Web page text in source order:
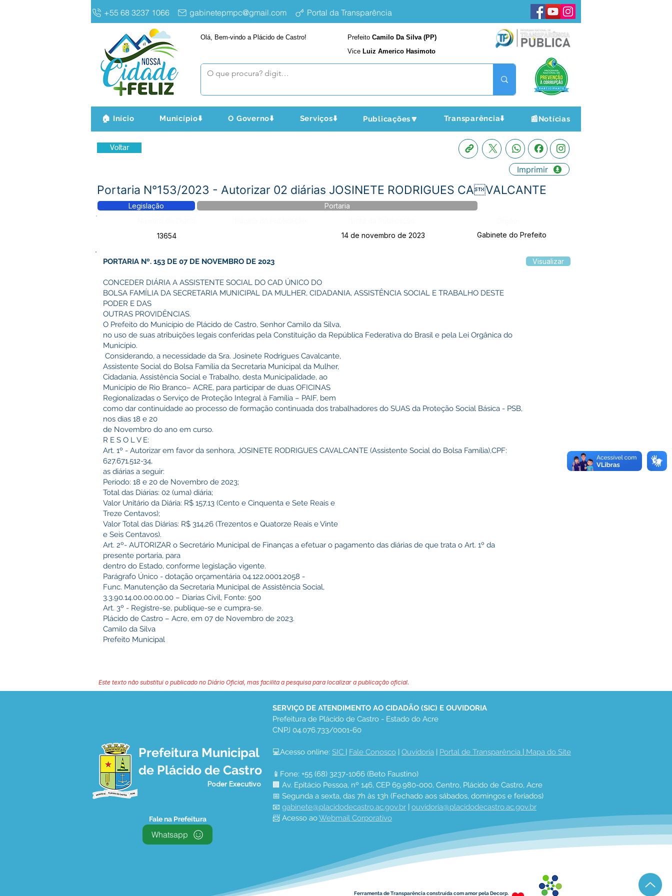
+55 68 3237 1066 gabinetepmpc@gmail.com Portal da Transparência
Olá, Bem-vindo a Plácido de Castro! Prefeito Camilo Da Silva (PP)
Vice Luiz Americo Hasimoto
🏠 Início Município⬇️ O Governo⬇️ Serviços⬇️ Publicações🔽 Transparência⬇️ 📰Notícias
Voltar
Imprimir
Portaria N°153/2023 - Autorizar 02 diárias JOSINETE RODRIGUES CAVALCANTE
Legislação
Portaria
13654
14 de novembro de 2023 Gabinete do Prefeito
PORTARIA Nº. 153 DE 07 DE NOVEMBRO DE 2023
CONCEDER DIÁRIA A ASSISTENTE SOCIAL DO CAD ÚNICO DO
BOLSA FAMÍLIA DA SECRETARIA MUNICIPAL DA MULHER, CIDADANIA, ASSISTÊNCIA SOCIAL E TRABALHO DESTE
PODER E DAS
OUTRAS PROVIDÊNCIAS.
O Prefeito do Município de Plácido de Castro, Senhor Camilo da Silva,
no uso de suas atribuições legais conferidas pela Constituição da República Federativa do Brasil e pela Lei Orgânica do
Município.
Considerando, a necessidade da Sra. Josinete Rodrigues Cavalcante,
Assistente Social do Bolsa Família da Secretaria Municipal da Mulher,
Cidadania, Assistência Social e Trabalho, desta Municipalidade, ao
Município de Rio Branco– ACRE, para participar de duas OFICINAS
Regionalizadas o Serviço de Proteção Integral à Família – PAIF, bem
como dar continuidade ao processo de formação continuada dos trabalhadores do SUAS da Proteção Social Básica - PSB,
nos dias 18 e 20
de Novembro do ano em curso.
R E S O L V E:
Art. 1º - Autorizar em favor da senhora, JOSINETE RODRIGUES CAVALCANTE (Assistente Social do Bolsa Família),CPF:
627.671.512-34,
as diárias a seguir:
Período: 18 e 20 de Novembro de 2023;
Total das Diárias: 02 (uma) diária;
Valor Unitário da Diária: R$ 157,13 (Cento e Cinquenta e Sete Reais e
Treze Centavos);
Valor Total das Diárias: R$ 314,26 (Trezentos e Quatorze Reais e Vinte
e Seis Centavos).
Art. 2º- AUTORIZAR o Secretário Municipal de Finanças a efetuar o pagamento das diárias de que trata o Art. 1º da
presente portaria, para
dentro do Estado, conforme legislação vigente.
Parágrafo Único - dotação orçamentária 04.122.0001.2058 -
Func. Manutenção da Secretaria Municipal de Assistência Social,
3.3.90.14.00.00.00.00 – Diarias Civil, Fonte: 500
Art. 3º - Registre-se, publique-se e cumpra-se.
Plácido de Castro – Acre, em 07 de Novembro de 2023.
Camilo da Silva
Prefeito Municipal
Visualizar
Este texto não substitui o publicado no Diário Oficial, mas facilita a pesquisa para localizar a publicação oficial.
Prefeitura Municipal
de Plácido de Castro
Poder Executivo
Fale na Prefeitura
Whatsapp
SERVIÇO DE ATENDIMENTO AO CIDADÃO (SIC) E OUVIDORIA
Prefeitura de Plácido de Castro - Estado do Acre
CNPJ 04.076.733/0001-60
💻Acesso online: SIC | Fale Conosco | Ouvidoria | Portal de Transparência | Mapa do Site
📱Fone: +55 (68) 3237-1066 (Beto Faustino)
🏢 Av. Epitácio Pessoa, nº 146, CEP 69.980-000, Centro, Plácido de Castro, Acre
📅 Segunda a sexta, das 7h às 13h (Fechado aos sábados, domingos e feriados)
📧 gabinete@placidodecastro.ac.gov.br | ouvidoria@placidodecastro.ac.gov.br
📨 Acesso ao Webmail Corporativo
Ferramenta de Transparência construída com amor pela Decorp.